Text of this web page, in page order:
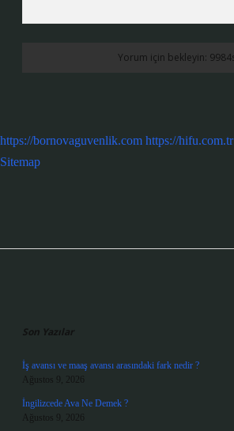
https://bornovaguvenlik.com https://hifu.com.tr
Sitemap
Son Yazılar
İş avansı ve maaş avansı arasındaki fark nedir ?
Ağustos 9, 2026
İngilizcede Ava Ne Demek ?
Ağustos 9, 2026